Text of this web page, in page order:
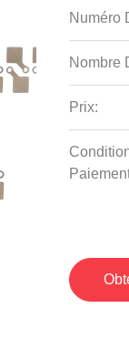
Numéro
Nombre
Prix: